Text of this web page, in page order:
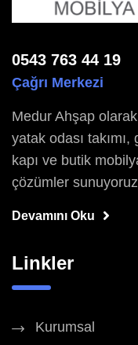
0543 763 44 19
Çağrı Merkezi
Medur Ahşap
yatak odası
kapı ve butik
çözümler
Devamını Oku
Linkler
Kurumsal